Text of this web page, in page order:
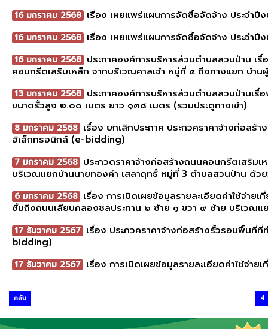
16 มกราคม 2568 เรื่อง เผยแพร่แผนการจัดซื้อจัดจ้าง ประจำ
16 มกราคม 2568 เรื่อง เผยแพร่แผนการจัดซื้อจัดจ้าง ประจ
16 มกราคม 2568 ประกาศองค์การบริหารส่วนตำบลสวนป่าน เ
คอนกรีตเสริมเหล็ก จากบริเวณศาลเจ้า หมู่ที่ ๔ ถึงทางแยก บ้า
13 มกราคม 2568 ประกาศองค์การบริหารส่วนตำบลสวนป่านเ
ขนาดรั้วสูง ๒.๐๐ เมตร ยาว ๑๓๘ เมตร (รวมประตูทางเข้า)
8 มกราคม 2568 เรื่อง ยกเลิกประกาศ ประกวคราคาจ้างก่อส
อิเล็กทรอนิกส์ (e-bidding)
7 มกราคม 2568 ประกวดราคาจ้างก่อสร้างถนนคอนกรีตเสริม
บริเวณแยกบ้านนายทองคำ เสลาฤทธิ์ หมู่ที่ 3 ตำบลสวนป่าน ด้
6 มกราคม 2568 เรื่อง การเปิดเผยข้อมูลรายละเอียดค่าใช้จ่า
ซิ้มถึงถนนเลียบคลองชลประทาน ๒ ซ้าย ๑ ขวา ๙ ซ้าย บริเวณแ
17 ธันวาคม 2567 เรื่อง ประกวคราคาจ้างก่อสร้างรั้วรอบพื้นที่
bidding)
17 ธันวาคม 2567 เรื่อง การเปิดเผยข้อมูลรายละเอียดค่าใช้จ่
กลับ 4